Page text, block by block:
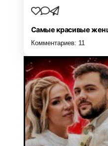
Самые красивые
Комментариев: 11